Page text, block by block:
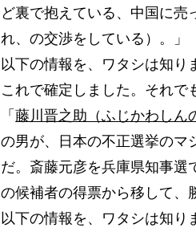
ど裏で抱えている、中国に売
れ、の交渉をしている）。」
以下の情報を、ワタシは知り
これで確定しました。それで
「藤川晋之助（ふじかわしん
の男が、日本の不正選挙のマ
だ。斎藤元彦を兵庫県知事
の候補者の得票から移して、
以下の情報を、ワタシは知り